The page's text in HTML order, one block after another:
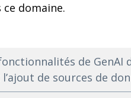
domaine.
de GenAI
de sources de